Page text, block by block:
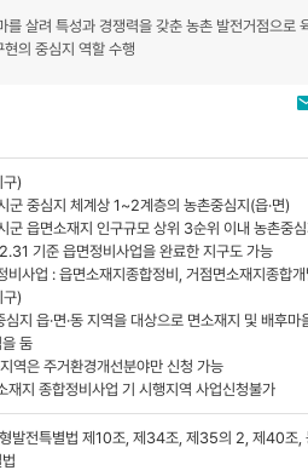
관광
를 살려 특성과 경쟁력을 갖춘 농촌 발전거점으로
의 중심지 역할 수행
구)
군 중심지 체계상 1~2계층의 농촌중심지(읍·면)
군 읍면소재지 인구규모 상위 3순위 이내 농촌중심
기준 읍면정비사업을 완료한 지구도 가능
비사업 : 읍면소재지종합정비, 거점면소재지종합
구)
지 읍·면·동 지역을 대상으로 면소재지 및 배후
둠
역은 주거환경개선분야만 신청 가능
재지 종합정비사업 기 시행지역 사업신청불가
발전특별법 제10조, 제34조, 제35의 2, 제40조,